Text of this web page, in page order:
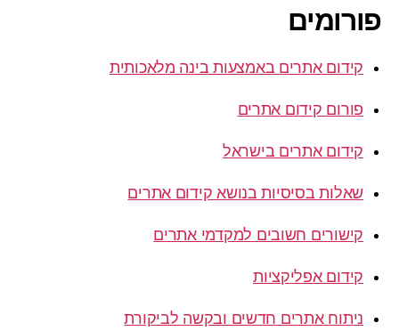
פורומים
קידום אתרים באמצעות בינה מלאכותית
פורום קידום אתרים
קידום אתרים בישראל
שאלות בסיסיות בנושא קידום אתרים
קישורים חשובים למקדמי אתרים
קידום אפליקציות
ניתוח אתרים חדשים ובקשה לביקורת